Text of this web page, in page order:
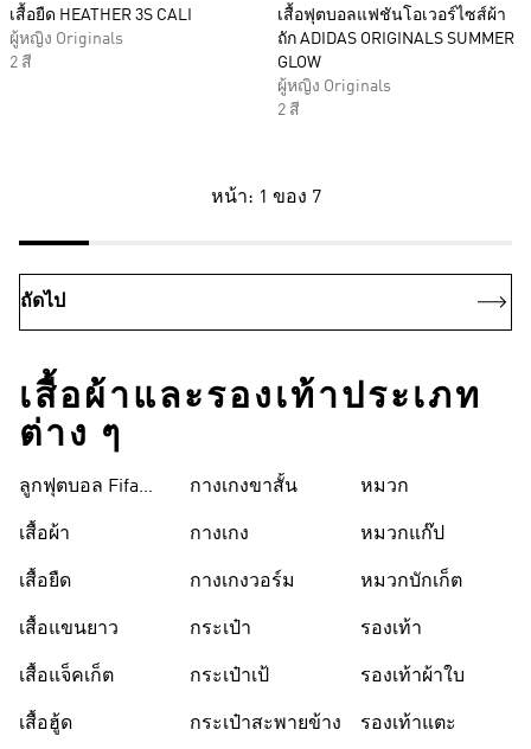
เสื้อยืด HEATHER 3S CALI
ผู้หญิง Originals
2 สี
เสื้อฟุตบอลแฟชันโอเวอร์ไซส์ผ้า
ถัก ADIDAS ORIGINALS SUMMER
GLOW
ผู้หญิง Originals
2 สี
หน้า: 1 ของ 7
ถัดไป
เสื้อผ้าและรองเท้าประเภท
ต่าง ๆ
ลูกฟุตบอล Fifa
เสื้อผ้า
เสื้อยืด
เสื้อแขนยาว
เสื้อแจ็คเก็ต
เสื้อฮู้ด
กางเกงขาสั้น
กางเกง
กางเกงวอร์ม
กระเป๋า
กระเป๋าเป้
กระเป๋าสะพายข้าง
หมวก
หมวกแก๊ป
หมวกบักเก็ต
รองเท้า
รองเท้าผ้าใบ
รองเท้าแตะ